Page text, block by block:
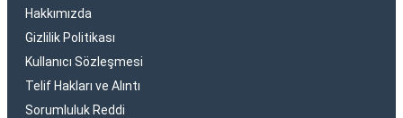
Hakkımızda
Gizlilik Politikası
Kullanıcı Sözleşmesi
Telif Hakları ve Alıntı
Sorumluluk Reddi